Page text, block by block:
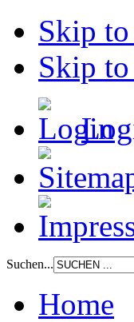
Skip
Skip
Suchen...
Home